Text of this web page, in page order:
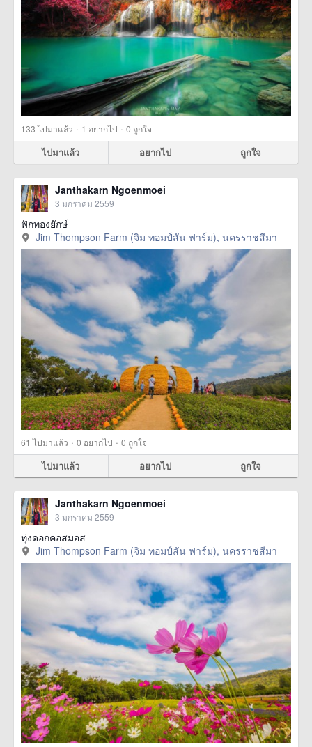
133ไปมาแล้ว · 1 อยากไป · 0 ถูกใจ
ไปมาแล้ว อยากไป ถูกใจ
Janthakarn Ngoenmoei
3 มกราคม 2559
ฟักทองยักษ์
Jim Thompson Farm (จิม ทอมป์สัน ฟาร์ม), นครราชสีมา
61 ไปมาแล้ว · 0 อยากไป · 0 ถูกใจ
ไปมาแล้ว อยากไป ถูกใจ
Janthakarn Ngoenmoei
3 มกราคม 2559
ทุ่งดอกคอสมอส
Jim Thompson Farm (จิม ทอมป์สัน ฟาร์ม), นครราชสีมา